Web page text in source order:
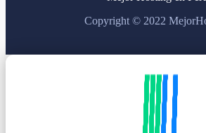
Copyright © 2022